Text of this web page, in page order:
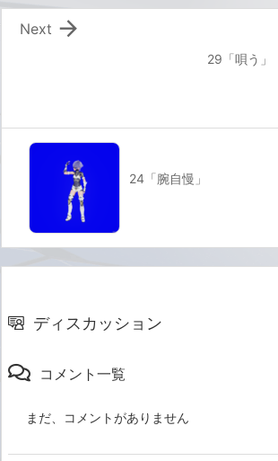
29「唄う」

Next
24「腕自慢」
ディスカッション
コメント一覧
まだ、コメントがありません